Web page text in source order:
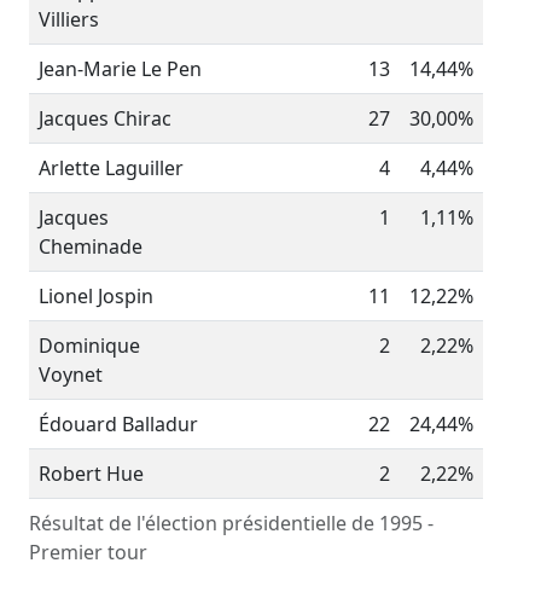
Résultat de l'élection présidentielle de 1995 -
Premier tour
Villiers
Jean-Marie Le Pen 13
14,44%
Jacques Chirac
27
30,00%
Arlette Laguiller
4
4,44%
Jacques
Cheminade
1 1,11%
Lionel Jospin 11
12,22%
Dominique
Voynet
2 2,22%
Édouard Balladur 22
24,44%
Robert Hue
2 2,22%